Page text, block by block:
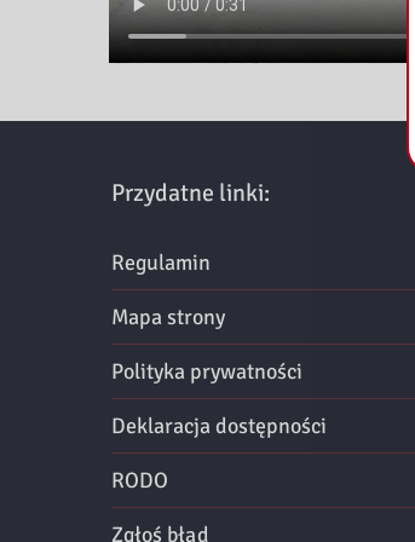
Przydatne linki:
Regulamin
Mapa strony
Polityka prywatności
Deklaracja dostępności
RODO
Zgłoś błąd